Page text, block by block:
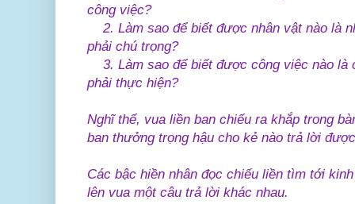
công việc?
2. Làm sao để biết được nhân vật nào là
phải chú trọng?
3. Làm sao để biết được công việc nào là
phải thực hiện?
Nghĩ thế, vua liền ban chiếu ra khắp trong
ban thưởng trọng hậu cho kẻ nào trả lời
Các bậc hiền nhân đọc chiếu liền tìm tới
lên vua một câu trả lời khác nhau.